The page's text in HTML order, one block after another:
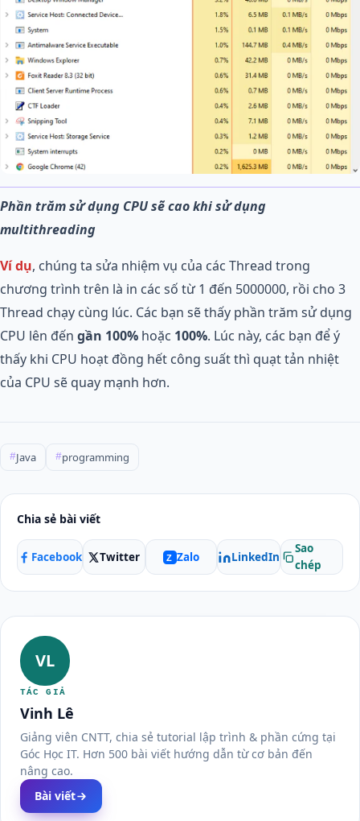
Phần trăm sử dụng CPU sẽ cao khi sử dụng
multithreading
Ví dụ, chúng ta sửa nhiệm vụ của các Thread trong
chương trình trên là in các số từ 1 đến 5000000, rồi cho 3
Thread chạy cùng lúc. Các bạn sẽ thấy phần trăm sử dụng
CPU lên đến gần 100% hoặc 100%. Lúc này, các bạn để ý
thấy khi CPU hoạt đồng hết công suất thì quạt tản nhiệt
của CPU sẽ quay mạnh hơn.
#Java #programming
Chia sẻ bài viết
Facebook Twitter Z Zalo LinkedIn
Sao
chép
VL
TÁC GIẢ
Vinh Lê
Giảng viên CNTT, chia sẻ tutorial lập trình & phần cứng tại
Góc Học IT. Hơn 500 bài viết hướng dẫn từ cơ bản đến
nâng cao.
Bài viết